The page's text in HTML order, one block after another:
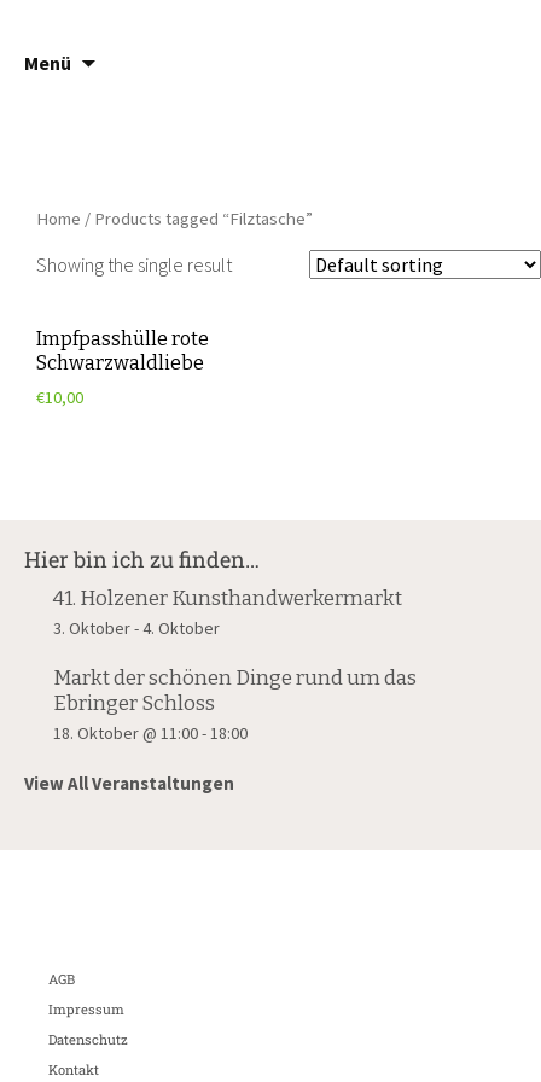
Häsch ä Däsch
Menü
Home / Products tagged “Filztasche”
Showing the single result
Impfpasshülle rote
Schwarzwaldliebe
€10,00
Hier bin ich zu finden…
41. Holzener Kunsthandwerkermarkt
3. Oktober-4. Oktober
Markt der schönen Dinge rund um das
Ebringer Schloss
18. Oktober @ 11:00-18:00
View All Veranstaltungen
AGB
Impressum
Datenschutz
Kontakt